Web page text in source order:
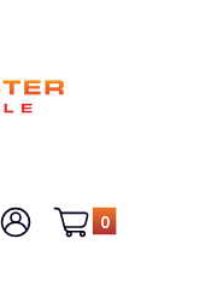
Zaloguj się
Produkty w
Koszyk